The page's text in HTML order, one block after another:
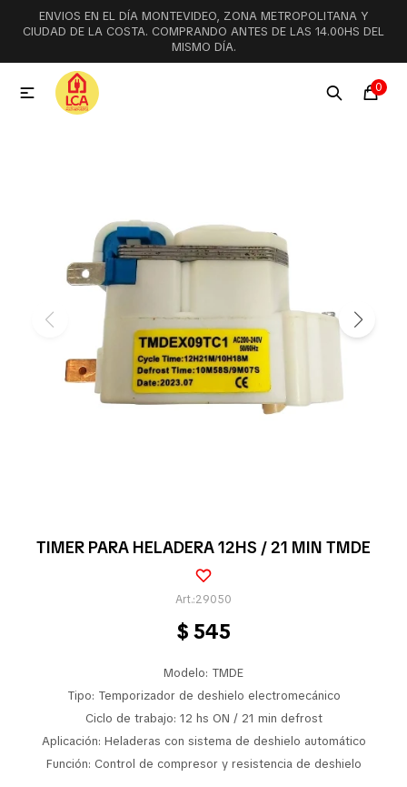
ENVIOS EN EL DÍA MONTEVIDEO, ZONA METROPOLITANA Y
CIUDAD DE LA COSTA. COMPRANDO ANTES DE LAS 14.00HS DEL
MISMO DÍA.
0

TIMER PARA HELADERA 12HS / 21 MIN TMDE
29050
$ 545
Modelo: TMDE
Tipo: Temporizador de deshielo electromecánico
Ciclo de trabajo: 12 hs ON / 21 min defrost
Aplicación: Heladeras con sistema de deshielo automático
Función: Control de compresor y resistencia de deshielo
MI CUENTA
Menú
Lavadoras y lavavajillas
Secarropas
Refrigeración
Limpieza vehícular